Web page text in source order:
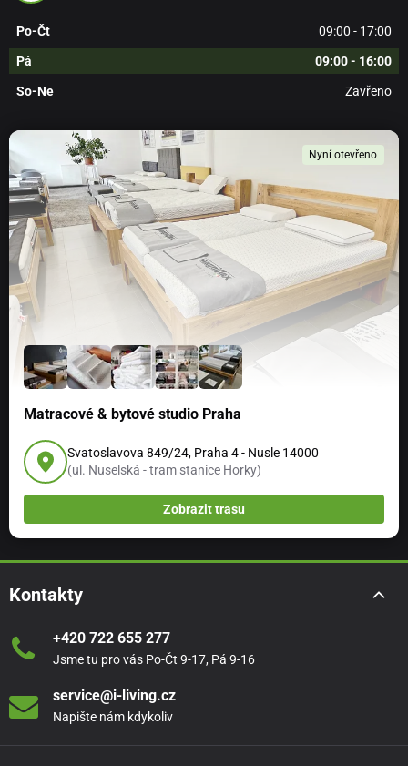
Po-Čt 09:00 - 17:00
Pá 09:00 - 16:00
So-Ne Zavřeno
Nyní otevřeno
Matracové & bytové studio Praha
Svatoslavova 849/24, Praha 4 - Nusle 14000
(ul. Nuselská - tram stanice Horky)
Zobrazit trasu
Kontakty
+420 722 655 277
Jsme tu pro vás Po-Čt 9-17, Pá 9-16
service@i-living.cz
Napište nám kdykoliv